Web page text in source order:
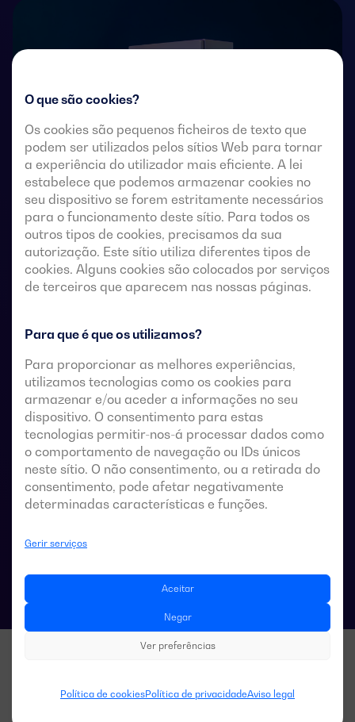
O que são cookies?
Os cookies são pequenos ficheiros de texto que
podem ser utilizados pelos sítios Web para tornar
a experiência do utilizador mais eficiente. A lei
estabelece que podemos armazenar cookies no
seu dispositivo se forem estritamente necessários
para o funcionamento deste sítio. Para todos os
outros tipos de cookies, precisamos da sua
autorização. Este sítio utiliza diferentes tipos de
cookies. Alguns cookies são colocados por serviços
de terceiros que aparecem nas nossas páginas.
Para que é que os utilizamos?
Para proporcionar as melhores experiências,
utilizamos tecnologias como os cookies para
armazenar e/ou aceder a informações no seu
dispositivo. O consentimento para estas
tecnologias permitir-nos-á processar dados como
o comportamento de navegação ou IDs únicos
neste sítio. O não consentimento, ou a retirada do
consentimento, pode afetar negativamente
determinadas características e funções.
Gerir serviços
Aceitar
Negar
Ver preferências
Política de cookiesPolítica de privacidadeAviso legal
Comutadores de transferência de 4 polos com
acionamento remoto com um corte totalmente
aparente. Permitem a transferência em carga de duas
remotos sem tensão, a partir de um controlador
ou um interruptor.
Estes são concebidos para utilização em sistemas de
baixa tensão que admitem uma breve interrupção da
energia durante a transferência.